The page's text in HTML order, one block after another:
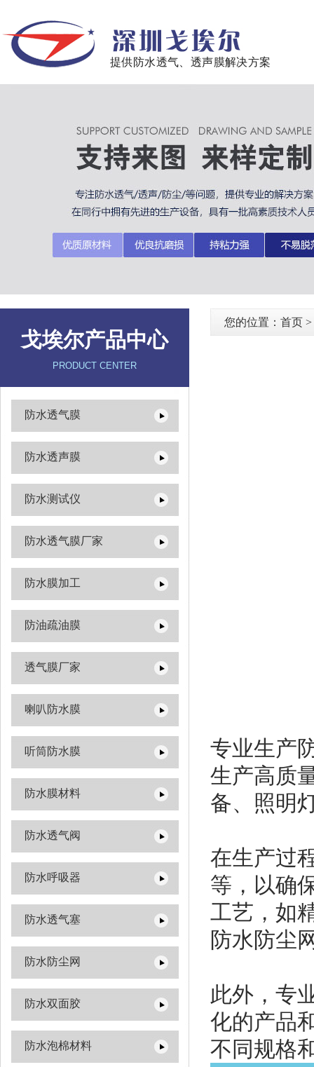
提供防水透气、透声膜解决方案
戈埃尔产品中心
PRODUCT CENTER
防水透气膜
防水透声膜
防水测试仪
防水透气膜厂家
防水膜加工
防油疏油膜
透气膜厂家
喇叭防水膜
听筒防水膜
防水膜材料
防水透气阀
防水呼吸器
防水透气塞
防水防尘网
防水双面胶
防水泡棉材料
您的位置： 首页 >
专业生产
生产高质
备、照明
在生产过
等，以确
工艺，如
防水防尘
此外，专
化的产品
不同规格